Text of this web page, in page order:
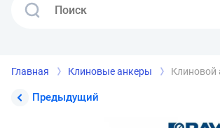
Главная Клиновые анкеры Клиновой
Предыдущий